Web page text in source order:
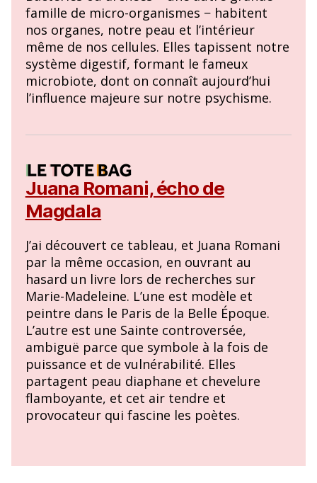
famille de micro-organismes − habitent
nos organes, notre peau et l’intérieur
même de nos cellules. Elles tapissent notre
système digestif, formant le fameux
microbiote, dont on connaît aujourd’hui
l’influence majeure sur notre psychisme.
Juana Romani, écho de
Magdala
J’ai découvert ce tableau, et Juana Romani
par la même occasion, en ouvrant au
hasard un livre lors de recherches sur
Marie-Madeleine. L’une est modèle et
peintre dans le Paris de la Belle Époque.
L’autre est une Sainte controversée,
ambiguë parce que symbole à la fois de
puissance et de vulnérabilité. Elles
partagent peau diaphane et chevelure
flamboyante, et cet air tendre et
provocateur qui fascine les poètes.